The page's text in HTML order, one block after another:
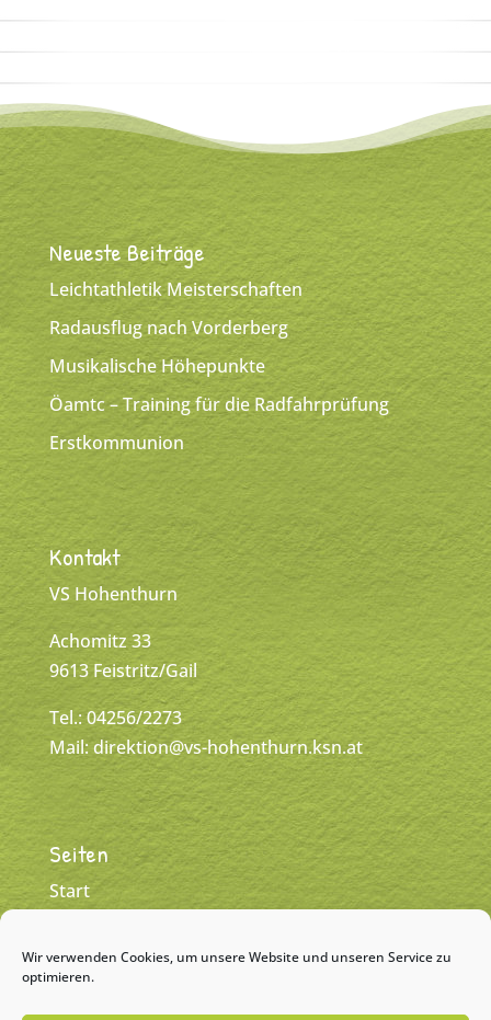
Wir verwenden Cookies, um unsere Website und unseren Service zu
optimieren.
Neueste Beiträge
Leichtathletik Meisterschaften
Radausflug nach Vorderberg
Musikalische Höhepunkte
Öamtc – Training für die Radfahrprüfung
Erstkommunion
Kontakt
VS Hohenthurn
Achomitz 33
9613 Feistritz/Gail
Tel.: 04256/2273
Mail:direktion@vs-hohenthurn.ksn.at
Seiten
Start
Team